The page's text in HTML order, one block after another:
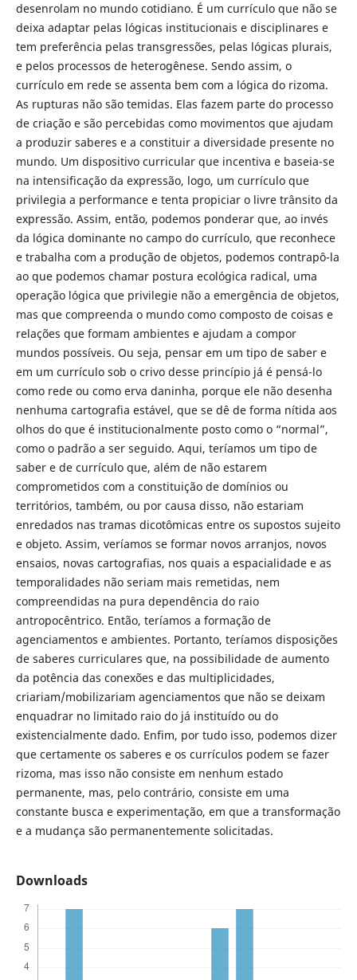
desenrolam no mundo cotidiano. É um currículo que não se
deixa adaptar pelas lógicas institucionais e disciplinares e
tem preferência pelas transgressões, pelas lógicas plurais,
e pelos processos de heterogênese. Sendo assim, o
currículo em rede se assenta bem com a lógica do rizoma.
As rupturas não são temidas. Elas fazem parte do processo
de criação e são percebidas como movimentos que ajudam
a produzir saberes e a constituir a diversidade presente no
mundo. Um dispositivo curricular que incentiva e baseia-se
na intensificação da expressão, logo, um currículo que
privilegia a performance e tenta propiciar o livre trânsito da
expressão. Assim, então, podemos ponderar que, ao invés
da lógica dominante no campo do currículo, que reconhece
e trabalha com a produção de objetos, podemos contrapô-la
ao que podemos chamar postura ecológica radical, uma
operação lógica que privilegie não a emergência de objetos,
mas que compreenda o mundo como composto de coisas e
relações que formam ambientes e ajudam a compor
mundos possíveis. Ou seja, pensar em um tipo de saber e
em um currículo sob o crivo desse princípio já é pensá-lo
como rede ou como erva daninha, porque ele não desenha
nenhuma cartografia estável, que se dê de forma nítida aos
olhos do que é institucionalmente posto como o “normal”,
como o padrão a ser seguido. Aqui, teríamos um tipo de
saber e de currículo que, além de não estarem
comprometidos com a constituição de domínios ou
territórios, também, ou por causa disso, não estariam
enredados nas tramas dicotômicas entre os supostos sujeito
e objeto. Assim, veríamos se formar novos arranjos, novos
ensaios, novas cartografias, nos quais a espacialidade e as
temporalidades não seriam mais remetidas, nem
compreendidas na pura dependência do raio
antropocêntrico. Então, teríamos a formação de
agenciamentos e ambientes. Portanto, teríamos disposições
de saberes curriculares que, na possibilidade de aumento
da potência das conexões e das multiplicidades,
criariam/mobilizariam agenciamentos que não se deixam
enquadrar no limitado raio do já instituído ou do
existencialmente dado. Enfim, por tudo isso, podemos dizer
que certamente os saberes e os currículos podem se fazer
rizoma, mas isso não consiste em nenhum estado
permanente, mas, pelo contrário, consiste em uma
constante busca e experimentação, em que a transformação
e a mudança são permanentemente solicitadas.
Downloads